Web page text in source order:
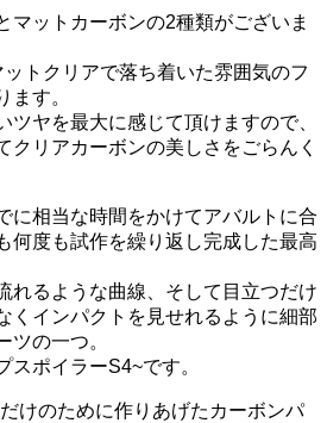
マットカーボンの2種類がございま
トクリアで落ち着いた雰囲気のフ
ます。
ツヤを最大に感じて頂けますので、
クリアカーボンの美しさをごらんく
に相当な時間をかけてアバルトに合
何度も試作を繰り返し完成した最高
れるような曲線、そして目立つだけ
くインパクトを見せれるように細部
ツの一つ。
スポイラーS4~です。
けのために作りあげたカーボンパ